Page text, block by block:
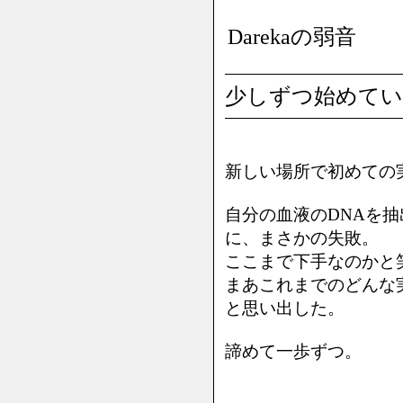
Darekaの弱音
少しずつ始めて
新しい場所で初めての
自分の血液のDNAを
に、まさかの失敗。
ここまで下手なのかと
まあこれまでのどん
と思い出した。
諦めて一歩ずつ。